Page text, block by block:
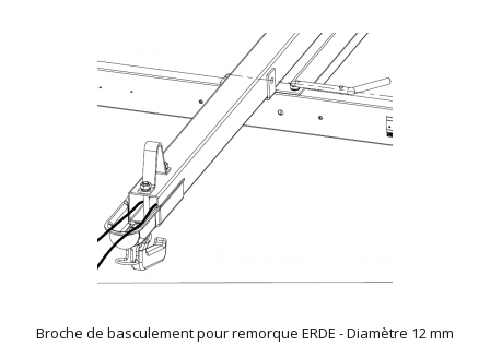
Broche de basculement pour remorque ERDE - Diamètre 12 mm